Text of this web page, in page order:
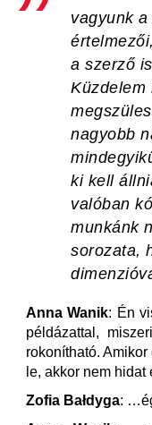
vagyunk
a szerző
Küzdelem
nagyobb
ki kell
valóban
munkánk
sorozata,
Anna Wanik: Én
példázattal,
rokonítható.
le, akkor nem
Zofia Bałdyga: